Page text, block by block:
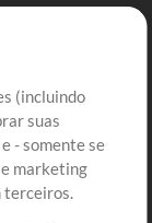
(incluindo
suas
- somente se
marketing
terceiros.